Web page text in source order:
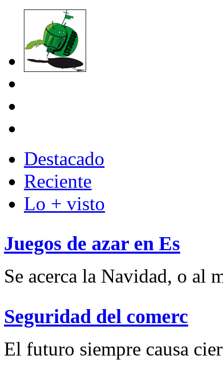
Destacado
Reciente
Lo + visto
Juegos de azar en Es
Se acerca la Navidad, o al
Seguridad del comerc
El futuro siempre causa